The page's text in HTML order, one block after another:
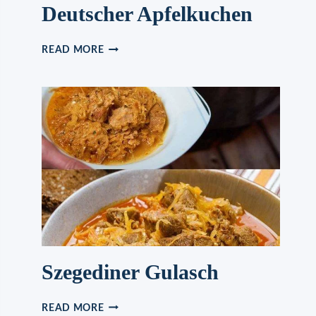
Deutscher Apfelkuchen
READ MOREDEUTSCHER
Szegediner Gulasch
READ MORESZEGEDINER